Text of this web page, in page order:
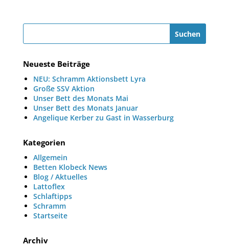
Neueste Beiträge
NEU: Schramm Aktionsbett Lyra
Große SSV Aktion
Unser Bett des Monats Mai
Unser Bett des Monats Januar
Angelique Kerber zu Gast in Wasserburg
Kategorien
Allgemein
Betten Klobeck News
Blog / Aktuelles
Lattoflex
Schlaftipps
Schramm
Startseite
Archiv